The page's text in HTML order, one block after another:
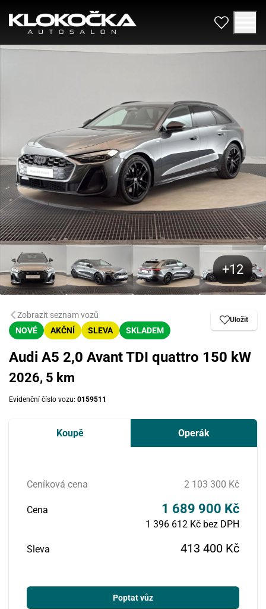
Zobrazit seznam vozů
NOVÉ
AKČNÍ SLEVA SKLADEM
Uložit
Audi A5 2,0 Avant TDI quattro 150 kW
2026, 5 km
Evidenční číslo vozu: 0159511
Koupě Operák
Ceníková cena 2 103 300 Kč
Cena 1 689 900 Kč
1 396 612 Kč bez DPH
Sleva 413 400 Kč
Poptat vůz